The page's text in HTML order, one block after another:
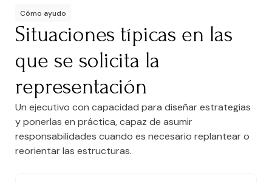
Cómo ayudo
Situaciones típicas en las
que se solicita la
representación
Un ejecutivo con capacidad para diseñar estrategias
y ponerlas en práctica, capaz de asumir
responsabilidades cuando es necesario replantear o
reorientar las estructuras.